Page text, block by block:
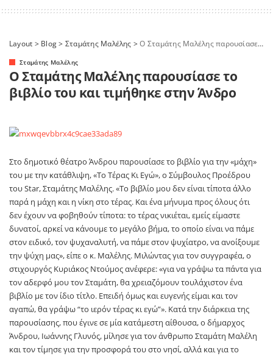
Layout > Blog> Σταμάτης Μαλέλης >Ο Σταμάτης Μαλέλης παρουσίασε το βιβλίο του και τιμήθηκε στην Άνδρο
Σταμάτης Μαλέλης
Ο Σταμάτης Μαλέλης παρουσίασε το
βιβλίο του και τιμήθηκε στην Άνδρο
Στο δημοτικό θέατρο Άνδρου παρουσίασε το βιβλίο για την «μάχη»
του με την κατάθλιψη, «Το Τέρας Κι Εγώ», ο Σύμβουλος Προέδρου
του Star, Σταμάτης Μαλέλης. «Το βιβλίο μου δεν είναι τίποτα άλλο
παρά η μάχη και η νίκη στο τέρας. Και ένα μήνυμα προς όλους ότι
δεν έχουν να φοβηθούν τίποτα: το τέρας νικιέται, εμείς είμαστε
δυνατοί, αρκεί να κάνουμε το μεγάλο βήμα, το οποίο είναι να πάμε
στον ειδικό, τον ψυχαναλυτή, να πάμε στον ψυχίατρο, να ανοίξουμε
την ψύχη μας», είπε ο κ. Μαλέλης. Μιλώντας για τον συγγραφέα, ο
στιχουργός Κυριάκος Ντούμος ανέφερε: «για να γράψω τα πάντα για
τον αδερφό μου τον Σταμάτη, θα χρειαζόμουν τουλάχιστον ένα
βιβλίο με τον ίδιο τίτλο. Επειδή όμως και ευγενής είμαι και τον
αγαπώ, θα γράψω “το ιερόν τέρας κι εγώ”». Κατά την διάρκεια της
παρουσίασης, που έγινε σε μία κατάμεστη αίθουσα, ο δήμαρχος
Άνδρου, Ιωάννης Γλυνός, μίλησε για τον άνθρωπο Σταμάτη Μαλέλη
και τον τίμησε για την προσφορά του στο νησί, αλλά και για το